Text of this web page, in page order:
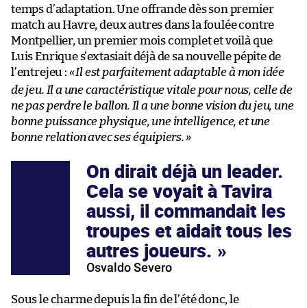
temps d’adaptation. Une offrande dès son premier
match au Havre, deux autres dans la foulée contre
Montpellier, un premier mois complet et voilà que
Luis Enrique s’extasiait déjà de sa nouvelle pépite de
l’entrejeu : «Il est parfaitement adaptable à mon idée
de jeu. Il a une caractéristique vitale pour nous, celle de
ne pas perdre le ballon. Il a une bonne vision du jeu, une
bonne puissance physique, une intelligence, et une
bonne relation avec ses équipiers.»
On dirait déjà un leader.
Cela se voyait à Tavira
aussi, il commandait les
troupes et aidait tous les
autres joueurs.
Osvaldo Severo
Sous le charme depuis la fin de l’été donc, le